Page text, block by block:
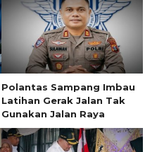
Polantas Sampang Imbau
Latihan Gerak Jalan Tak
Gunakan Jalan Raya